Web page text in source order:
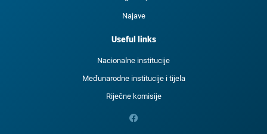
Najave
Useful links
Nacionalne institucije
Međunarodne institucije i tijela
Riječne komisije